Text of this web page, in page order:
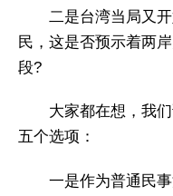
二是台湾当局又
民，这是否预示着两
段?
大家都在想，我
五个选项：
一是作为普通民